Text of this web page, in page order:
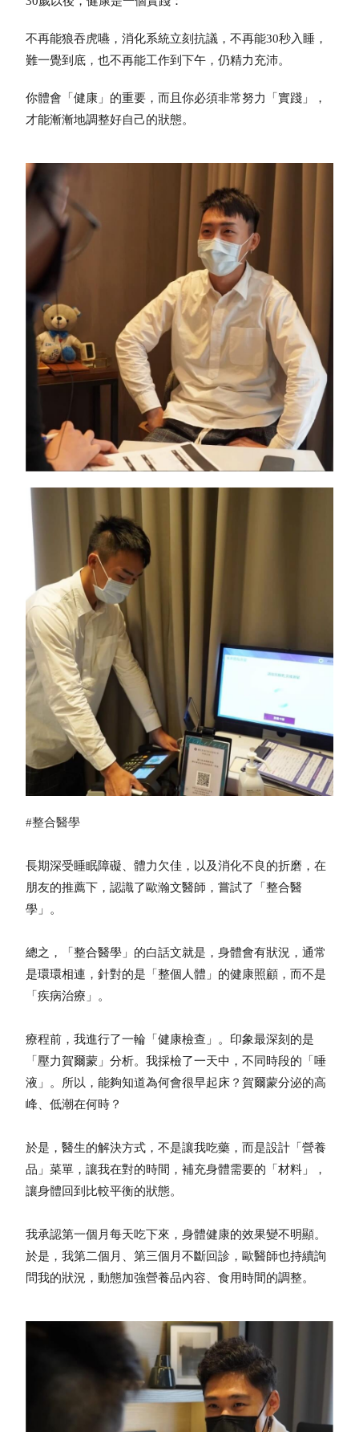
不再能狼吞虎嚥，消化系統立刻抗議，不再能30秒入睡，
難一覺到底，也不再能工作到下午，仍精力充沛。
你體會「健康」的重要，而且你必須非常努力「實踐」，
才能漸漸地調整好自己的狀態。
#整合醫學
長期深受睡眠障礙、體力欠佳，以及消化不良的折磨，在
朋友的推薦下，認識了歐瀚文醫師，嘗試了「整合醫
學」。
總之，「整合醫學」的白話文就是，身體會有狀況，通常
是環環相連，針對的是「整個人體」的健康照顧，而不是
「疾病治療」。
療程前，我進行了一輪「健康檢查」。印象最深刻的是
「壓力賀爾蒙」分析。我採檢了一天中，不同時段的「唾
液」。所以，能夠知道為何會很早起床？賀爾蒙分泌的高
峰、低潮在何時？
於是，醫生的解決方式，不是讓我吃藥，而是設計「營養
品」菜單，讓我在對的時間，補充身體需要的「材料」，
讓身體回到比較平衡的狀態。
我承認第一個月每天吃下來，身體健康的效果變不明顯。
於是，我第二個月、第三個月不斷回診，歐醫師也持續詢
問我的狀況，動態加強營養品內容、食用時間的調整。